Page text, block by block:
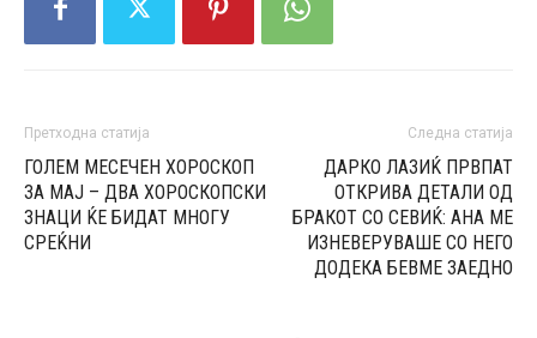
Претходна статија
ГОЛЕМ МЕСЕЧЕН ХОРОСКОП
ЗА МАЈ – ДВА ХОРОСКОПСКИ
ЗНАЦИ ЌЕ БИДАТ МНОГУ
СРЕЌНИ
Следна статија
ДАРКО ЛАЗИЌ ПРВПАТ
ОТКРИВА ДЕТАЛИ ОД
БРАКОТ СО СЕВИЌ: АНА МЕ
ИЗНЕВЕРУВАШЕ СО НЕГО
ДОДЕКА БЕВМЕ ЗАЕДНО